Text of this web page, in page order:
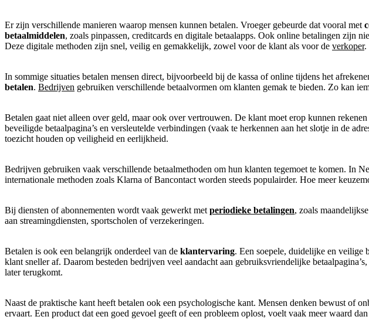
Er zijn verschillende manieren waarop mensen kunnen betalen. Vroeger gebeurde dat vooral met
betaalmiddelen, zoals pinpassen, creditcards en digitale betaalapps. Ook online betalingen zijn
Deze digitale methoden zijn snel, veilig en gemakkelijk, zowel voor de klant als voor de verkoper.
In sommige situaties betalen mensen direct, bijvoorbeeld bij de kassa of online tijdens het
betalen. Bedrijven gebruiken verschillende betaalvormen om klanten gemak te bieden. Zo kan
Betalen gaat niet alleen over geld, maar ook over vertrouwen. De klant moet erop kunnen
beveiligde betaalpagina’s en versleutelde verbindingen (vaak te herkennen aan het slotje in de
toezicht houden op veiligheid en eerlijkheid.
Bedrijven gebruiken vaak verschillende betaalmethoden om hun klanten tegemoet te komen. In
internationale methoden zoals Klarna of Bancontact worden steeds populairder. Hoe meer
Bij diensten of abonnementen wordt vaak gewerkt met periodieke betalingen, zoals
aan streamingdiensten, sportscholen of verzekeringen.
Betalen is ook een belangrijk onderdeel van de klantervaring. Een soepele, duidelijke en veilige
klant sneller af. Daarom besteden bedrijven veel aandacht aan gebruiksvriendelijke
later terugkomt.
Naast de praktische kant heeft betalen ook een psychologische kant. Mensen denken bewust of
ervaart. Een product dat een goed gevoel geeft of een probleem oplost, voelt vaak meer waard